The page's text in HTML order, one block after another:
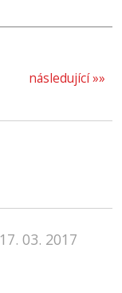
následující »»
03. 2017